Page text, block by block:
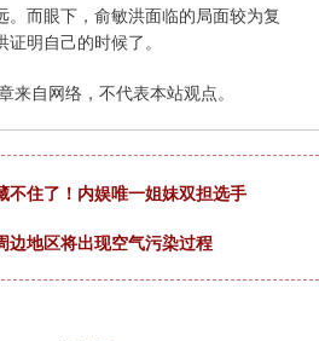
而眼下，俞敏洪面临的局面较为复
明自己的时候了。
来自网络，不代表本站观点。
不住了！内娱唯一姐妹双担选手
边地区将出现空气污染过程